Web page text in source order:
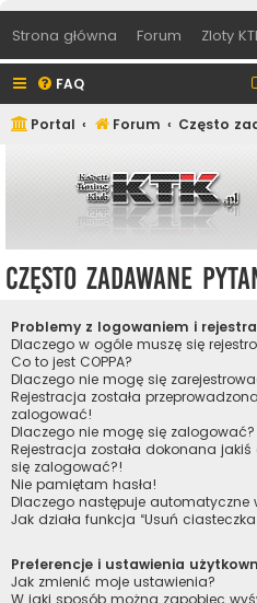
Strona główna Forum Zloty
FAQ
Portal Forum Często
Często zadawane
Problemy z logowaniem i
Dlaczego w ogóle muszę się
Co to jest COPPA?
Dlaczego nie mogę się
Rejestracja została
zalogować!
Dlaczego nie mogę się zalogować?
Rejestracja została dokonana
się zalogować?!
Nie pamiętam hasła!
Dlaczego następuje automatyczne
Jak działa funkcja “Usuń ciasteczka
Preferencje i ustawienia
Jak zmienić moje ustawienia?
W jaki sposób można zapobiec